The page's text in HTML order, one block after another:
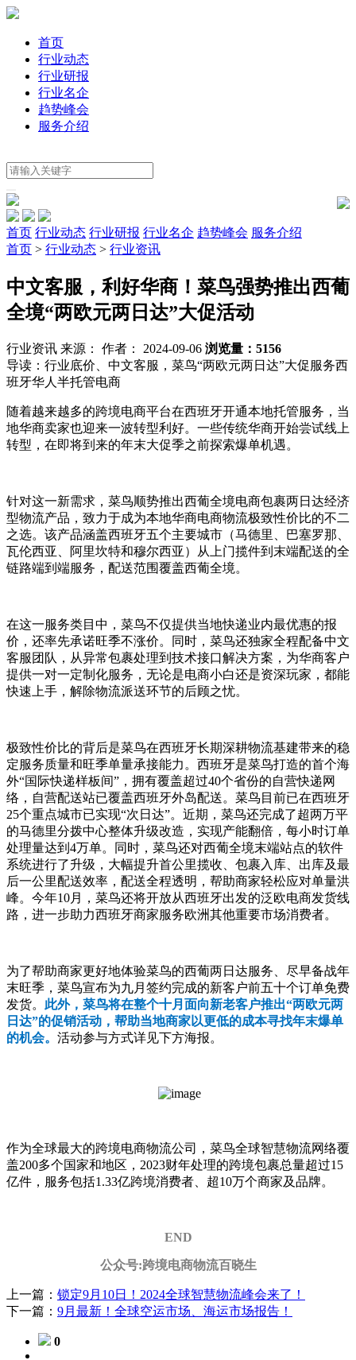
首页
行业动态
行业研报
行业名企
趋势峰会
服务介绍
首页 行业动态 行业研报 行业名企 趋势峰会 服务介绍
首页 > 行业动态 > 行业资讯
中文客服，利好华商！菜鸟强势推出西葡
全境“两欧元两日达”大促活动
行业资讯 来源： 作者： 2024-09-06 浏览量：5156
导读： ​行业底价、中文客服，菜鸟“两欧元两日达”大促服务西
班牙华人半托管电商
随着越来越多的跨境电商平台在西班牙开通本地托管服务，当
地华商卖家也迎来一波转型利好。一些传统华商开始尝试线上
转型，在即将到来的年末大促季之前探索爆单机遇。
针对这一新需求，菜鸟顺势推出西葡全境电商包裹两日达经济
型物流产品，致力于成为本地华商电商物流极致性价比的不二
之选。该产品涵盖西班牙五个主要城市（马德里、巴塞罗那、
瓦伦西亚、阿里坎特和穆尔西亚）从上门揽件到末端配送的全
链路端到端服务，配送范围覆盖西葡全境。
在这一服务类目中，菜鸟不仅提供当地快递业内最优惠的报
价，还率先承诺旺季不涨价。同时，菜鸟还独家全程配备中文
客服团队，从异常包裹处理到技术接口解决方案，为华商客户
提供一对一定制化服务，无论是电商小白还是资深玩家，都能
快速上手，解除物流派送环节的后顾之忧。
极致性价比的背后是菜鸟在西班牙长期深耕物流基建带来的稳
定服务质量和旺季单量承接能力。西班牙是菜鸟打造的首个海
外“国际快递样板间”，拥有覆盖超过40个省份的自营快递网
络，自营配送站已覆盖西班牙外岛配送。菜鸟目前已在西班牙
25个重点城市已实现“次日达”。近期，菜鸟还完成了超两万平
的马德里分拨中心整体升级改造，实现产能翻倍，每小时订单
处理量达到4万单。同时，菜鸟还对西葡全境末端站点的软件
系统进行了升级，大幅提升首公里揽收、包裹入库、出库及最
后一公里配送效率，配送全程透明，帮助商家轻松应对单量洪
峰。今年10月，菜鸟还将开放从西班牙出发的泛欧电商发货线
路，进一步助力西班牙商家服务欧洲其他重要市场消费者。
为了帮助商家更好地体验菜鸟的西葡两日达服务、尽早备战年
末旺季，菜鸟宣布为九月签约完成的新客户前五十个订单免费
发货。 此外，菜鸟将在整个十月面向新老客户推出“两欧元两
日达”的促销活动，帮助当地商家以更低的成本寻找年末爆单
的机会。 活动参与方式详见下方海报。
作为全球最大的跨境电商物流公司，菜鸟全球智慧物流网络覆
盖200多个国家和地区，2023财年处理的跨境包裹总量超过15
亿件，服务包括1.33亿跨境消费者、超10万个商家及品牌。
END
公众号:跨境电商物流百晓生
上一篇： 锁定9月10日！2024全球智慧物流峰会来了！
下一篇： 9月最新！全球空运市场、海运市场报告！
0